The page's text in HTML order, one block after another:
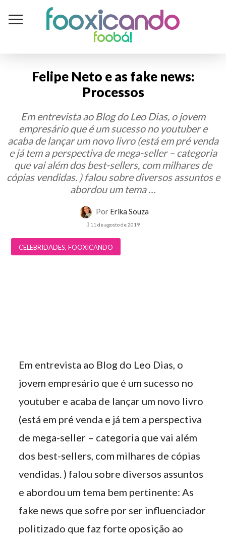
Fooxicando
foobá!
Felipe Neto e as fake news:
Processos
Em entrevista ao Blog do Leo Dias, o jovem
empresário que é um sucesso no youtuber e
acaba de lançar um novo livro (está em pré venda
e já tem a perspectiva de mega-seller – categoria
que vai além dos best-sellers, com milhares de
cópias vendidas. ) falou sobre diversos assuntos e
abordou um tema …
Por Erika Souza
11 de agosto de 2019
CELEBRIDADES,FOOXICANDO
Em entrevista ao Blog do Leo Dias, o
jovem empresário que é um sucesso no
youtuber e acaba de lançar um novo livro
(está em pré venda e já tem a perspectiva
de mega-seller – categoria que vai além
dos best-sellers, com milhares de cópias
vendidas. ) falou sobre diversos assuntos
e abordou um tema bem pertinente: As
fake news que sofre por ser influenciador
politizado que faz forte oposição ao